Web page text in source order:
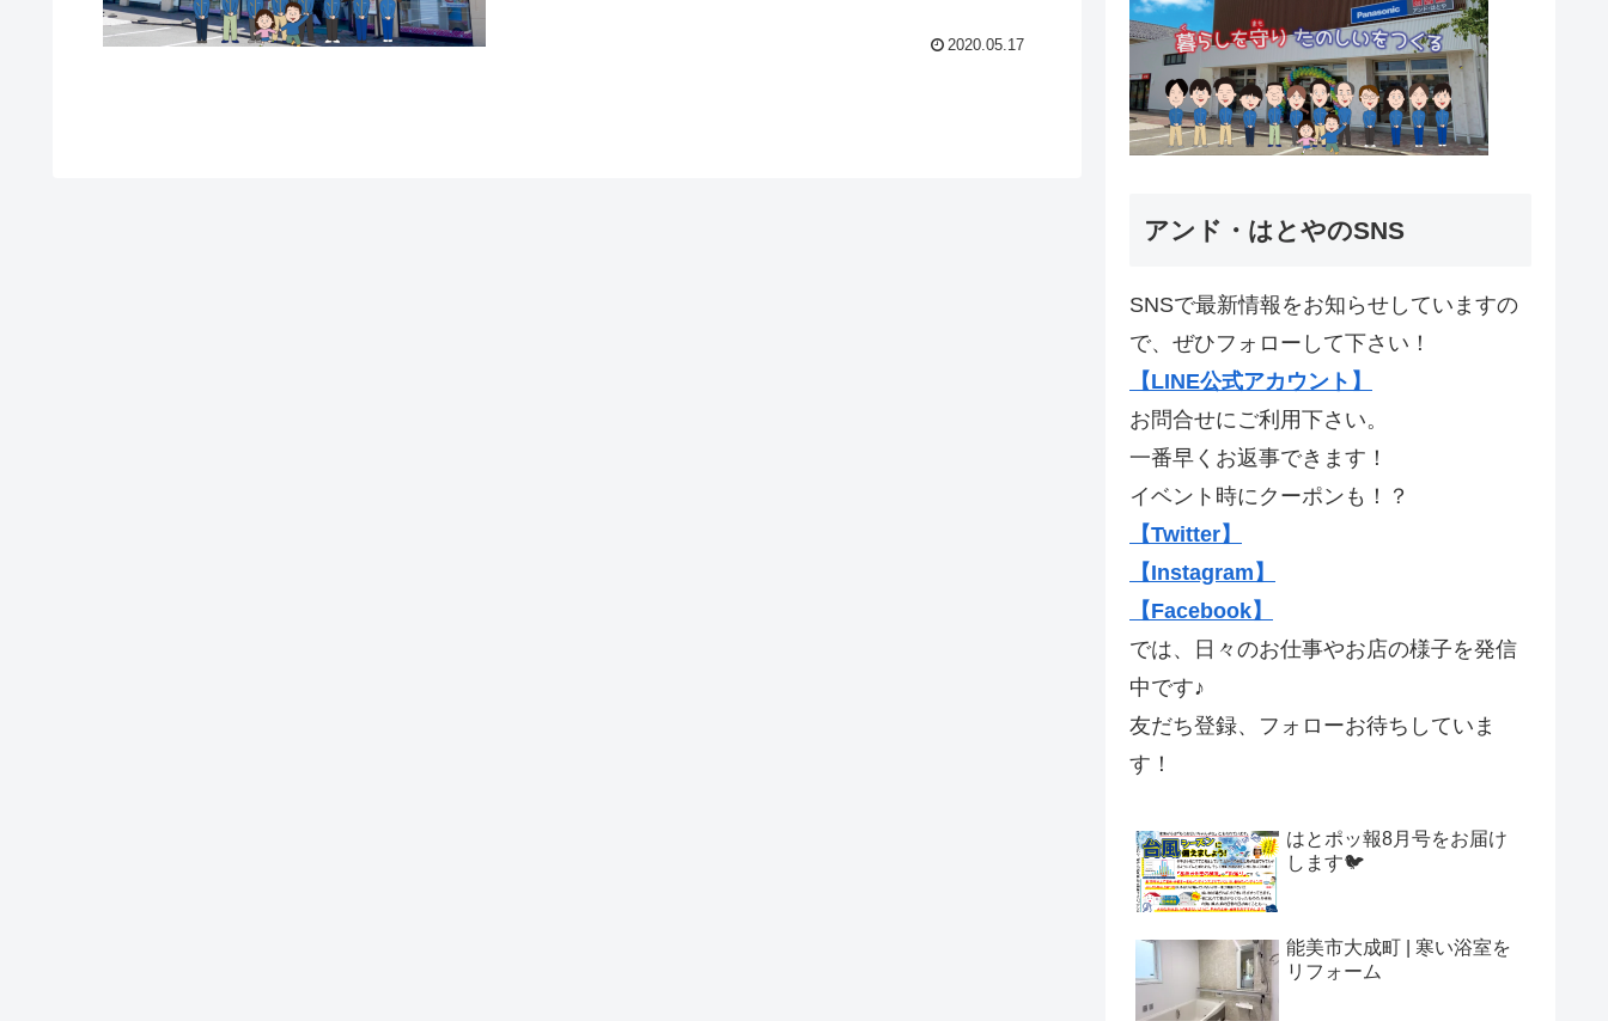
2020.05.17
アンド・はとやのSNS
SNSで最新情報をお知らせしていますの
で、ぜひフォローして下さい！
【LINE公式アカウント】
お問合せにご利用下さい。
一番早くお返事できます！
イベント時にクーポンも！？
【Twitter】
【Instagram】
【Facebook】
では、日々のお仕事やお店の様子を発信
中です♪
友だち登録、フォローお待ちしていま
す！
はとポッ報8月号をお届け
します🐦
能美市大成町 | 寒い浴室を
リフォーム